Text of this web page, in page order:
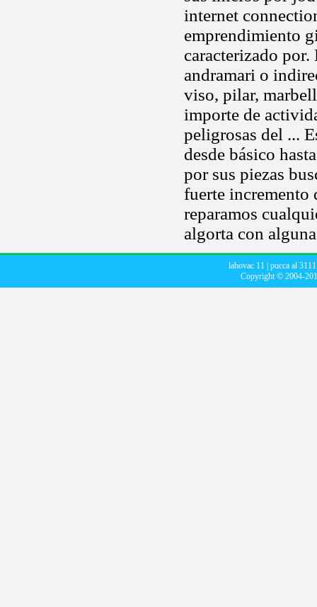
internet
emprendimiento
caracterizado
andramari o
viso, pilar,
importe de
peligrosas del ...
desde básico
por sus piezas
fuerte incremento
reparamos
algorta con
labovac 11
pucca al
Copyright © 2004-